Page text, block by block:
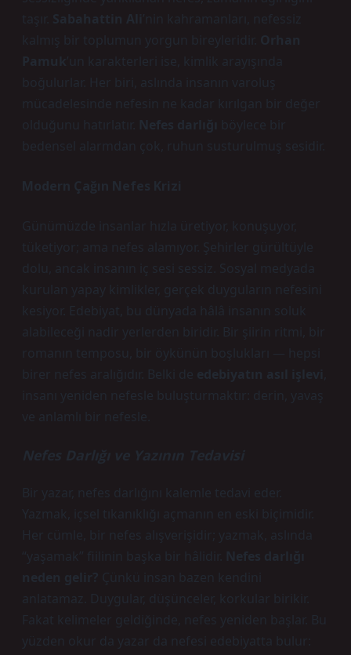
taşır.
Sabahattin Ali
’nin kahramanları, nefessiz
kalmış bir toplumun yorgun bireyleridir.
Orhan
Pamuk
’un karakterleri ise, kimlik arayışında
boğulurlar. Her biri, aslında insanın varoluş
mücadelesinde nefesin ne kadar kırılgan bir değer
olduğunu hatırlatır.
Nefes darlığı
böylece bir
bedensel alarmdan çok, ruhun susturulmuş sesidir.
Modern Çağın Nefes Krizi
Günümüzde insanlar hızla üretiyor, konuşuyor,
tüketiyor; ama nefes alamıyor. Şehirler gürültüyle
dolu, ancak insanın iç sesi sessiz. Sosyal medyada
kurulan yapay kimlikler, gerçek duyguların nefesini
kesiyor. Edebiyat, bu dünyada hâlâ insanın soluk
alabileceği nadir yerlerden biridir. Bir şiirin ritmi, bir
romanın temposu, bir öykünün boşlukları — hepsi
birer nefes aralığıdır. Belki de edebiyatın asıl işlevi
insanı yeniden nefesle buluşturmaktır: derin, yavaş
ve anlamlı bir nefesle.
Nefes Darlığı ve Yazının Tedavisi
Bir yazar, nefes darlığını kalemle tedavi eder.
Yazmak, içsel tıkanıklığı açmanın en eski biçimidir.
Her cümle, bir nefes alışverişidir; yazmak, aslında
“yaşamak” fiilinin başka bir hâlidir.
Nefes darlığı
neden gelir?
Çünkü insan bazen kendini
anlatamaz. Duygular, düşünceler, korkular birikir.
Fakat kelimeler geldiğinde, nefes yeniden başlar. Bu
yüzden okur da yazar da nefesi edebiyatta bulur: